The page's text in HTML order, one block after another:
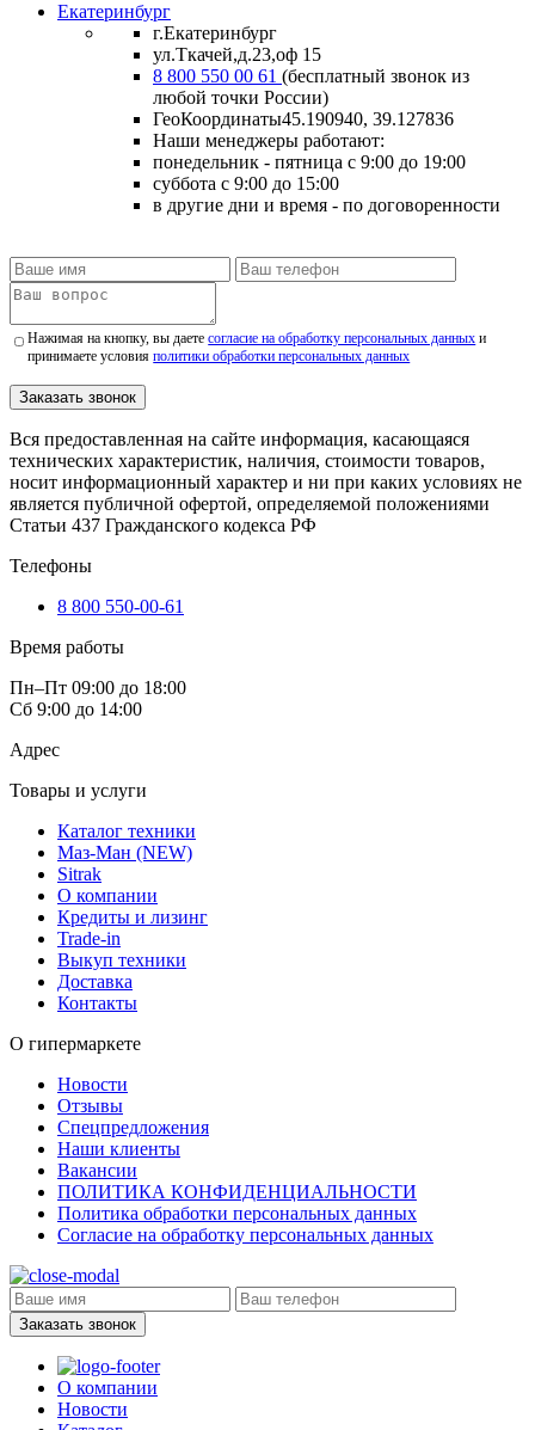
Екатеринбург
г.Екатеринбург
ул.Ткачей,д.23,оф 15
8 800 550 00 61 (бесплатный звонок из
любой точки России)
ГеоКоординаты45.190940, 39.127836
Наши менеджеры работают:
понедельник - пятница с 9:00 до 19:00
суббота с 9:00 до 15:00
в другие дни и время - по договоренности
Нажимая на кнопку, вы даетесогласие на обработку персональных данных и
принимаете условияполитики обработки персональных данных
Заказать звонок
Вся предоставленная на сайте информация, касающаяся
технических характеристик, наличия, стоимости товаров,
носит информационный характер и ни при каких условиях не
является публичной офертой, определяемой положениями
Статьи 437 Гражданского кодекса РФ
Телефоны
8 800 550-00-61
Время работы
Пн–Пт 09:00 до 18:00
Сб 9:00 до 14:00
Адрес
Товары и услуги
Каталог техники
Маз-Ман (NEW)
Sitrak
О компании
Кредиты и лизинг
Trade-in
Выкуп техники
Доставка
Контакты
О гипермаркете
Новости
Отзывы
Спецпредложения
Наши клиенты
Вакансии
ПОЛИТИКА КОНФИДЕНЦИАЛЬНОСТИ
Политика обработки персональных данных
Согласие на обработку персональных данных
Заказать звонок
О компании
Новости